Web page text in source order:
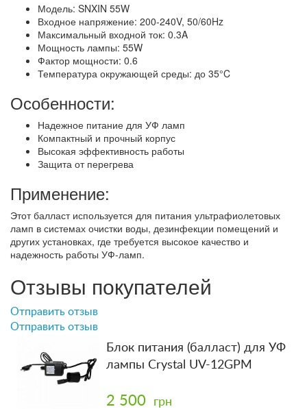
Модель: SNXIN 55W
Входное напряжение: 200-240V, 50/60Hz
Максимальный входной ток: 0.3A
Мощность лампы: 55W
Фактор мощности: 0.6
Температура окружающей среды: до 35°C
Особенности:
Надежное питание для УФ ламп
Компактный и прочный корпус
Высокая эффективность работы
Защита от перегрева
Применение:
Этот балласт используется для питания ультрафиолетовых
ламп в системах очистки воды, дезинфекции помещений и
других установках, где требуется высокое качество и
надежность работы УФ-ламп.
Отзывы покупателей
Отправить отзыв
Отправить отзыв
Блок питания (балласт) для УФ
лампы Crystal UV-12GPM
2 500 грн